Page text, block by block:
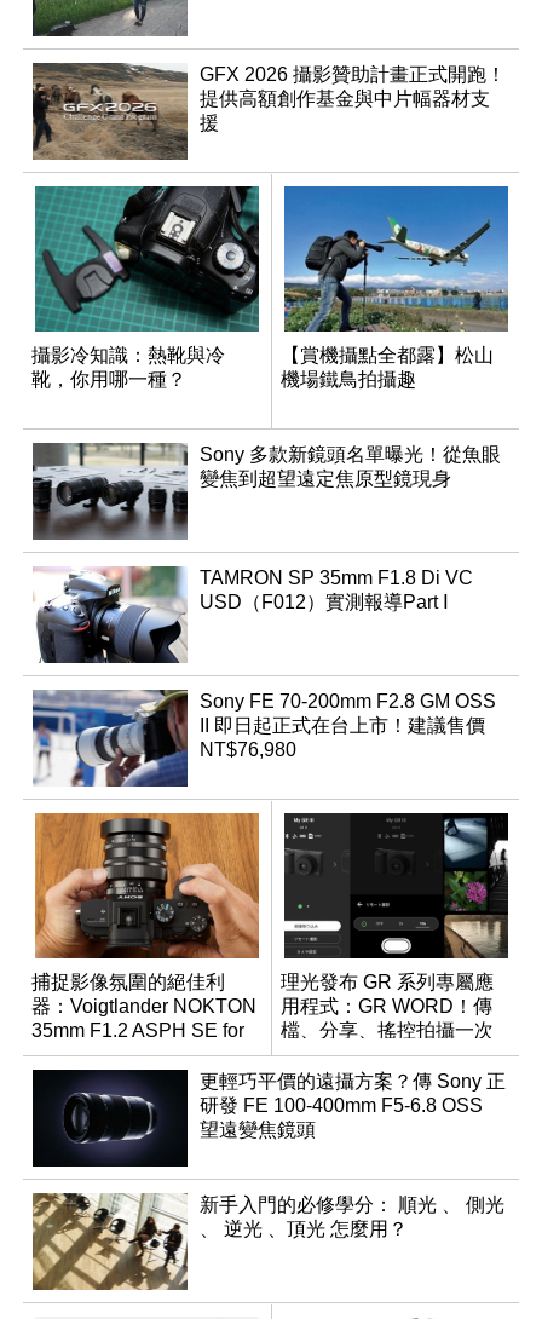
GFX 2026 攝影贊助計畫正式開跑！
提供高額創作基金與中片幅器材支
援
攝影冷知識：熱靴與冷
靴，你用哪一種？
【賞機攝點全都露】松山
機場鐵鳥拍攝趣
Sony 多款新鏡頭名單曝光！從魚眼
變焦到超望遠定焦原型鏡現身
TAMRON SP 35mm F1.8 Di VC
USD（F012）實測報導Part Ⅰ
Sony FE 70-200mm F2.8 GM OSS
II 即日起正式在台上市！建議售價
NT$76,980
捕捉影像氛圍的絕佳利
器：Voigtlander NOKTON
35mm F1.2 ASPH SE for
E-mount
理光發布 GR 系列專屬應
用程式：GR WORD！傳
檔、分享、搖控拍攝一次
搞定
更輕巧平價的遠攝方案？傳 Sony 正
研發 FE 100-400mm F5-6.8 OSS
望遠變焦鏡頭
新手入門的必修學分： 順光 、 側光
、 逆光 、頂光 怎麼用？